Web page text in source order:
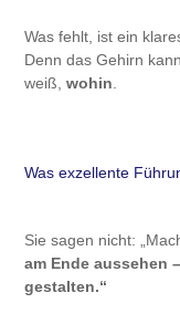
Was fehlt, ist ein
Denn das Gehirn kann
weiß, wohin
Was exzellente
Sie sagen nicht:
am Ende aussehen
gestalten.“